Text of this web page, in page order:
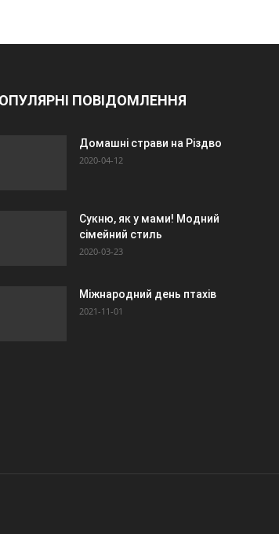
ПОВІДОМЛЕННЯ
Домашні страви на Різдво
2020-04-12
Сукню, як у мами! Модний
сімейний стиль
2020-03-23
Міжнародний день птахів
2021-11-01